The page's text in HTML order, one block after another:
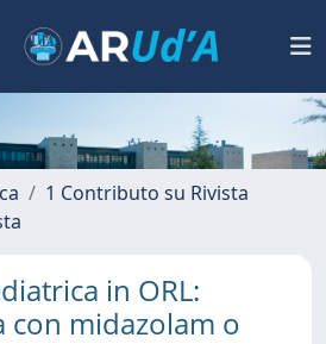
1 Contributo su Rivista
in ORL:
con midazolam o